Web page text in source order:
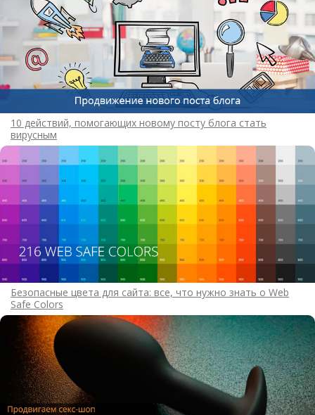
10 действий, помогающих новому посту блога стать
вирусным
Безопасные цвета для сайта: все, что нужно знать о Web
Safe Colors